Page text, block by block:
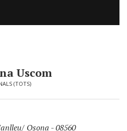
Uscom
(TOTS)
Osona - 08560